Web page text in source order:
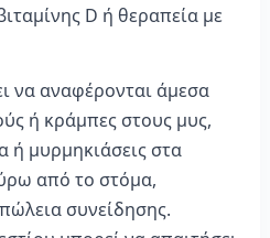
D ή θεραπεία με
να αναφέρονται άμεσα
ή κράμπες στους μυς,
ή μυρμηκιάσεις στα
από το στόμα,
συνείδησης.